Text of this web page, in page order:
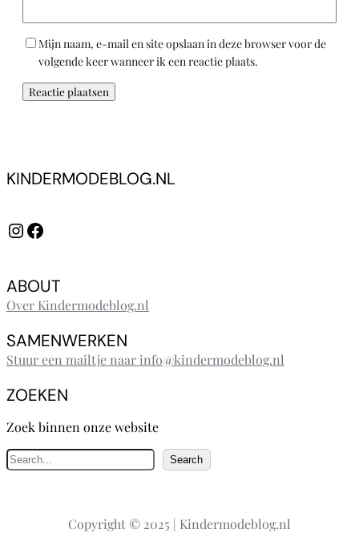
Mijn naam, e-mail en site opslaan in deze browser voor de
volgende keer wanneer ik een reactie plaats.
KINDERMODEBLOG.NL
InstagramFacebook
ABOUT
Over Kindermodeblog.nl
SAMENWERKEN
Stuur een mailtje naar info@kindermodeblog.nl
ZOEKEN
Zoek binnen onze website
Z
o
e
Search
Copyright © 2025 | Kindermodeblog.nl